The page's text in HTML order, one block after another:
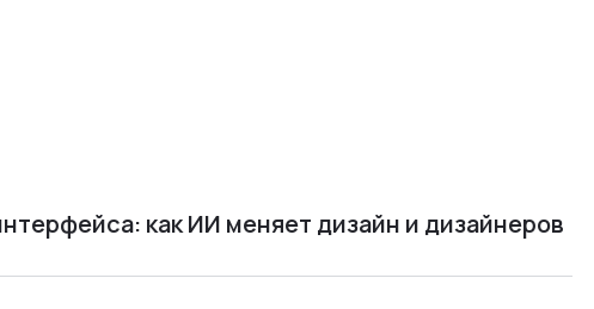
как ИИ меняет дизайн и дизайнеров